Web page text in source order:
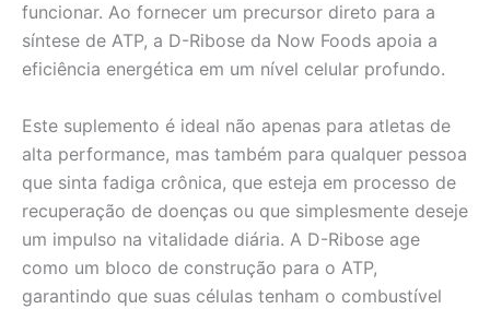
funcionar. Ao fornecer um precursor direto para a
síntese de ATP, a D-Ribose da Now Foods apoia a
eficiência energética em um nível celular profundo.
Este suplemento é ideal não apenas para atletas de
alta performance, mas também para qualquer pessoa
que sinta fadiga crônica, que esteja em processo de
recuperação de doenças ou que simplesmente deseje
um impulso na vitalidade diária. A D-Ribose age
como um bloco de construção para o ATP,
garantindo que suas células tenham o combustível